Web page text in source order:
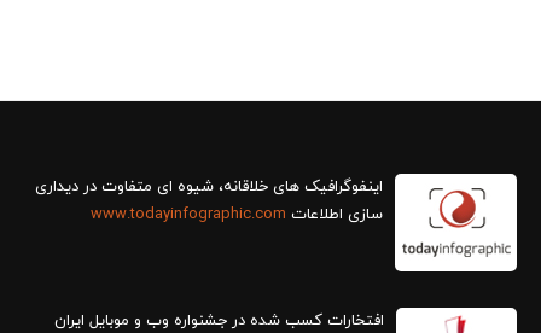
سازی اطلاعات www.todayinfographic.com
افتخارات کسب شده در جشنواره وب و موبایل ایران